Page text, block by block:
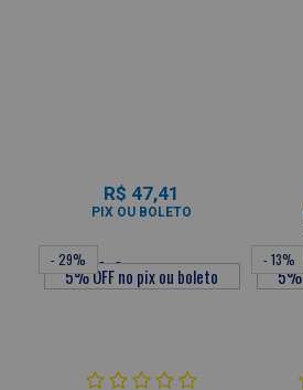
R$ 47,41
PIX OU BOLETO
- 29% - 13%